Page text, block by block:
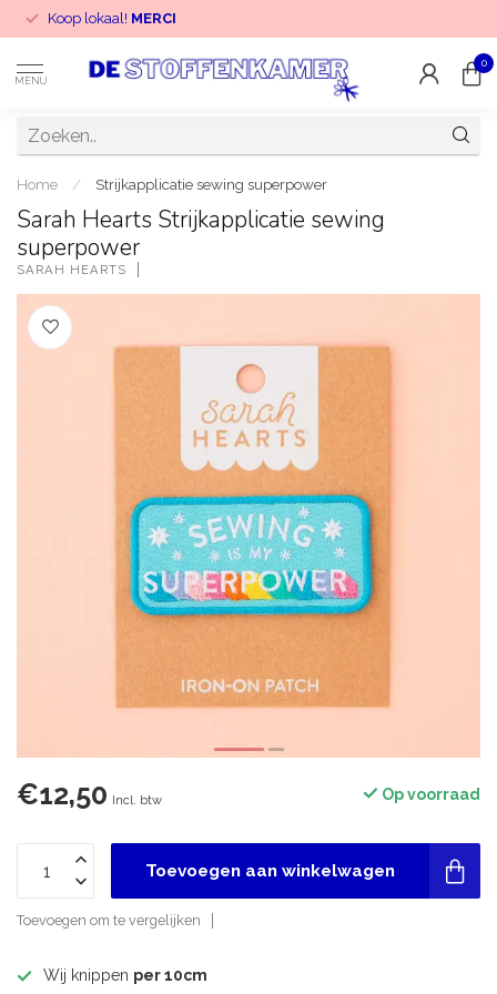
Koop lokaal! MERCI
MENU
0
Home / Strijkapplicatie sewing superpower
Sarah Hearts Strijkapplicatie sewing
superpower
SARAH HEARTS
€12,50 Incl. btw Op voorraad
Toevoegen aan winkelwagen
Toevoegen om te vergelijken
Wij knippen per 10cm